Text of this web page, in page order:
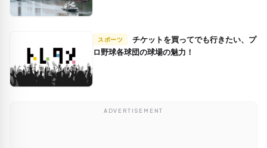
スポーツ
ロ野球各球団の球場の魅力！
ADVERTISEMENT